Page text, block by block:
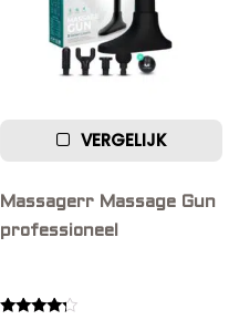
VERGELIJK
Massagerr Massage Gun
professioneel